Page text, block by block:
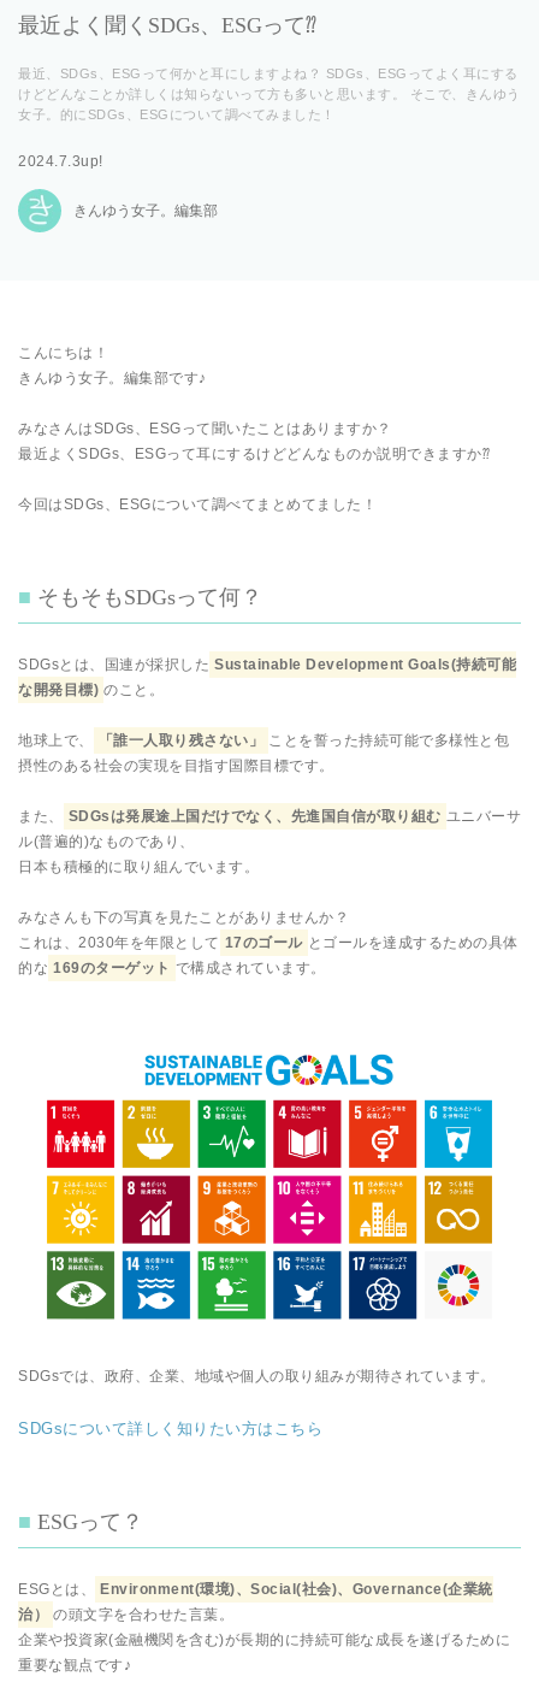
最近よく聞くSDGs、ESGって⁇
最近、SDGs、ESGって何かと耳にしますよね？ SDGs、ESGってよく耳にする
けどどんなことか詳しくは知らないって方も多いと思います。 そこで、きんゆう
女子。的にSDGs、ESGについて調べてみました！
2024.7.3up!
きんゆう女子。編集部
こんにちは！
きんゆう女子。編集部です♪
みなさんはSDGs、ESGって聞いたことはありますか？
最近よくSDGs、ESGって耳にするけどどんなものか説明できますか⁇
今回はSDGs、ESGについて調べてまとめてました！
そもそもSDGsって何？
SDGsとは、国連が採択した Sustainable Development Goals(持続可能
な開発目標) のこと。
地球上で、 「誰一人取り残さない」
ことを誓った持続可能で多様性と包
摂性のある社会の実現を目指す国際目標です。
また、 SDGsは発展途上国だけでなく、先進国自信が取り組む ユニバーサ
ル(普遍的)なものであり、
日本も積極的に取り組んでいます。
みなさんも下の写真を見たことがありませんか？
これは、2030年を年限として 17のゴール とゴールを達成するための具体
的な 169のターゲット で構成されています。
SDGsでは、政府、企業、地域や個人の取り組みが期待されています。
SDGsについて詳しく知りたい方はこちら
ESGって？
ESGとは、
Environment(環境)、Social(社会)、Governance(企業統
治）
の頭文字を合わせた言葉。
企業や投資家(金融機関を含む)が長期的に持続可能な成長を遂げるために
重要な観点です♪